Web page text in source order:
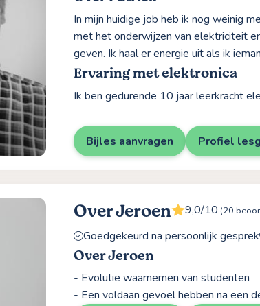
In mijn huidige job heb ik nog weinig
met het onderwijzen van elektriciteit
geven. Ik haal er energie uit als ik
Ervaring met elektronica
Ik ben gedurende 10 jaar leerkracht
Bijles aanvragen Profiel
Over Jeroen 9,0/10 (20
Goedgekeurd na persoonlijk gesprek
Over Jeroen
- Evolutie waarnemen van studenten
- Een voldaan gevoel hebben na een